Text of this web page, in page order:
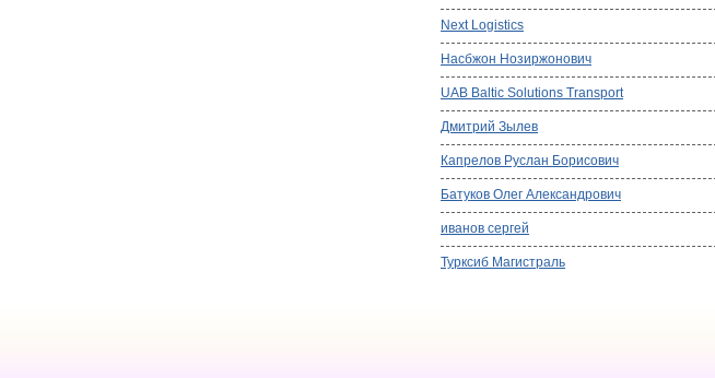
Next Logistics
Насбжон Нозиржонович
UAB Baltic Solutions Transport
Дмитрий Зылев
Капрелов Руслан Борисович
Батуков Олег Александрович
иванов сергей
Турксиб Магистраль